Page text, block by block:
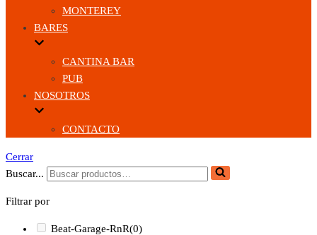
MONTEREY
BARES
CANTINA BAR
PUB
NOSOTROS
CONTACTO
Cerrar
Buscar...
Filtrar por
Beat-Garage-RnR(0)